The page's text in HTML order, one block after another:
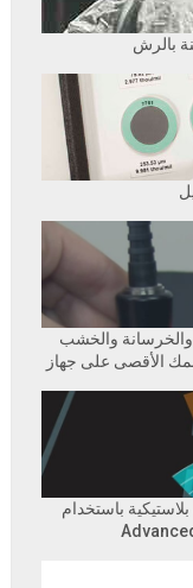
بالرش
والخرسانة والخشب
باستخدام